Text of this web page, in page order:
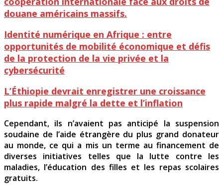
douane américains massifs.
Identité numérique en Afrique : entre
opportunités de mobilité économique et défis
de la protection de la vie privée et la
cybersécurité
L’Éthiopie devrait enregistrer une croissance
plus rapide malgré la dette et l’inflation
Cependant, ils n’avaient pas anticipé la suspension
soudaine de l’aide étrangère du plus grand donateur
au monde, ce qui a mis un terme au financement de
diverses initiatives telles que la lutte contre les
maladies, l’éducation des filles et les repas scolaires
gratuits.